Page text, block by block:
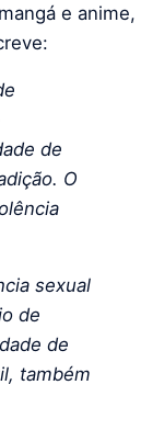
e anime,
de
O
sexual
de
de
também